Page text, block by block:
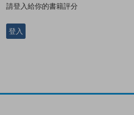
請登入給你的書籍評分
登入